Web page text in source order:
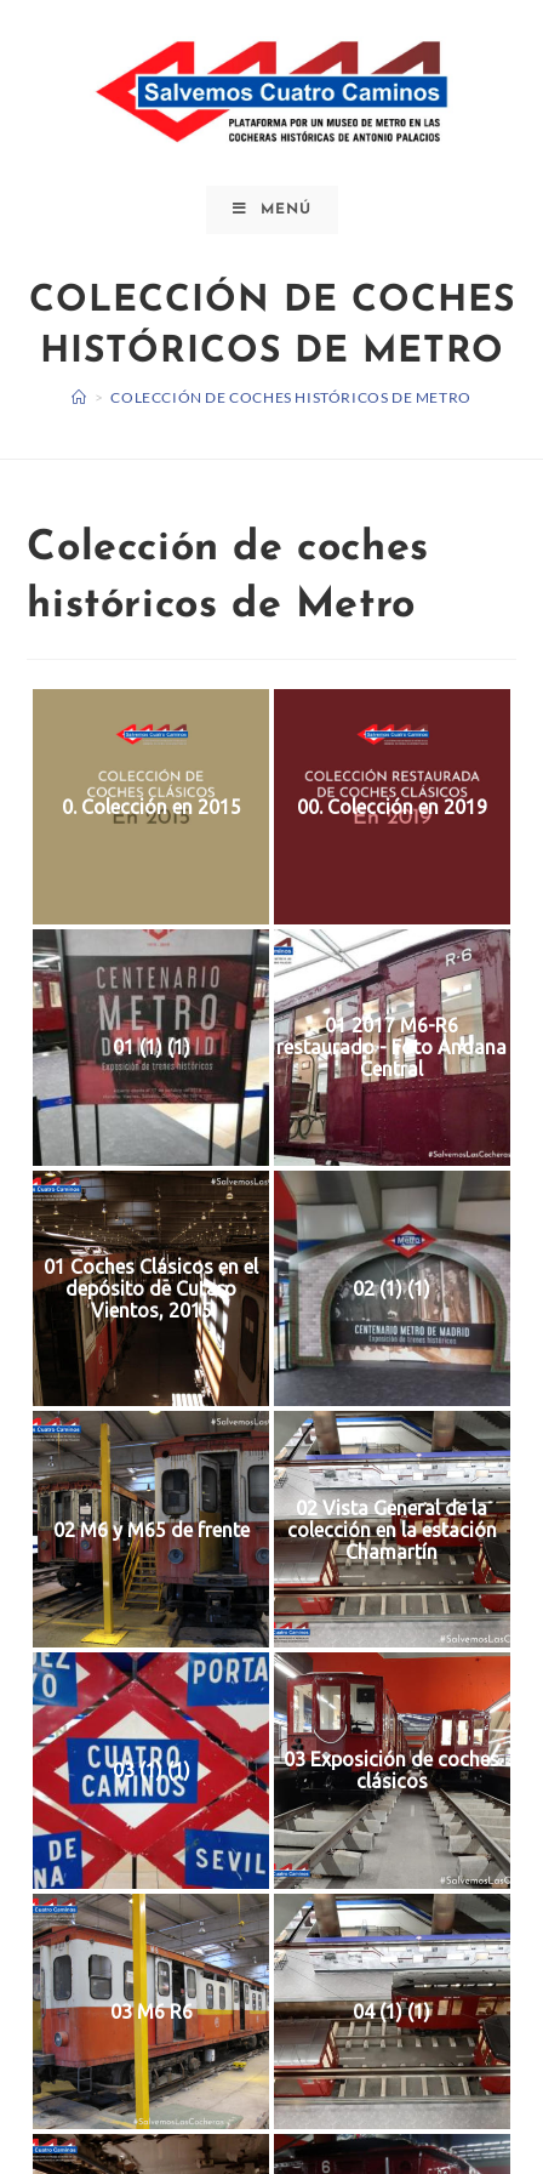
MENÚ
COLECCIÓN DE COCHES
HISTÓRICOS DE METRO
> COLECCIÓN DE COCHES HISTÓRICOS DE METRO
Colección de coches
históricos de Metro
0. Colección en 2015 00. Colección en 2019
01 (1) (1)
01 2017 M6-R6
restaurado - Foto Andana
Central
01 Coches Clásicos en el
depósito de Cutaro
Vientos, 2015
02 (1) (1)
02 M6 y M65 de frente
02 Vista General de la
colección en la estación
Chamartín
03 (1) (1)
03 Exposición de coches
clásicos
03 M6 R6 04 (1) (1)